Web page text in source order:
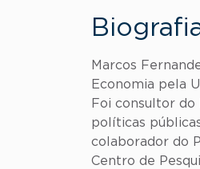
Marcos
Economia pela
Foi consultor do
políticas
colaborador do
Centro de